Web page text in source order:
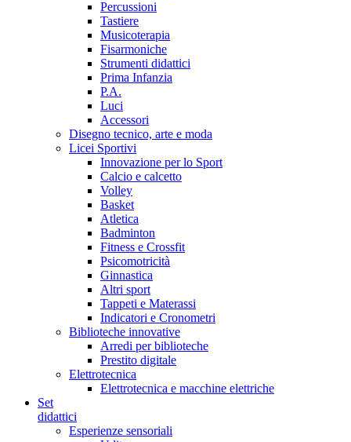
Percussioni
Tastiere
Musicoterapia
Fisarmoniche
Strumenti didattici
Prima Infanzia
P.A.
Luci
Accessori
Disegno tecnico, arte e moda
Licei Sportivi
Innovazione per lo Sport
Calcio e calcetto
Volley
Basket
Atletica
Badminton
Fitness e Crossfit
Psicomotricità
Ginnastica
Altri sport
Tappeti e Materassi
Indicatori e Cronometri
Biblioteche innovative
Arredi per biblioteche
Prestito digitale
Elettrotecnica
Elettrotecnica e macchine elettriche
Set
didattici
Esperienze sensoriali